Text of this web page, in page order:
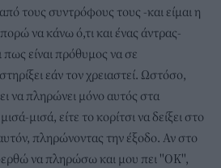
τους συντρόφους τους -και είμαι η
να κάνω ό,τι και ένας άντρας-
πως είναι πρόθυμος να σε
εάν τον χρειαστεί. Ωστόσο,
να πληρώνει μόνο αυτός στα
μισά, είτε το κορίτσι να δείξει στο
πληρώνοντας την έξοδο. Αν στο
να πληρώσω και μου πει ''ΟΚ'',